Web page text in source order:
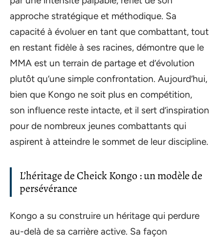
approche stratégique et méthodique. Sa
capacité à évoluer en tant que combattant, tout
en restant fidèle à ses racines, démontre que le
MMA est un terrain de partage et d’évolution
plutôt qu’une simple confrontation. Aujourd’hui,
bien que Kongo ne soit plus en compétition,
son influence reste intacte, et il sert d’inspiration
pour de nombreux jeunes combattants qui
aspirent à atteindre le sommet de leur discipline.
L’héritage de Cheick Kongo : un modèle de
persévérance
Kongo a su construire un héritage qui perdure
au-delà de sa carrière active. Sa façon